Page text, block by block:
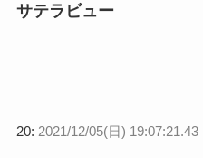
サテラビュー
20: 2021/12/05(日)